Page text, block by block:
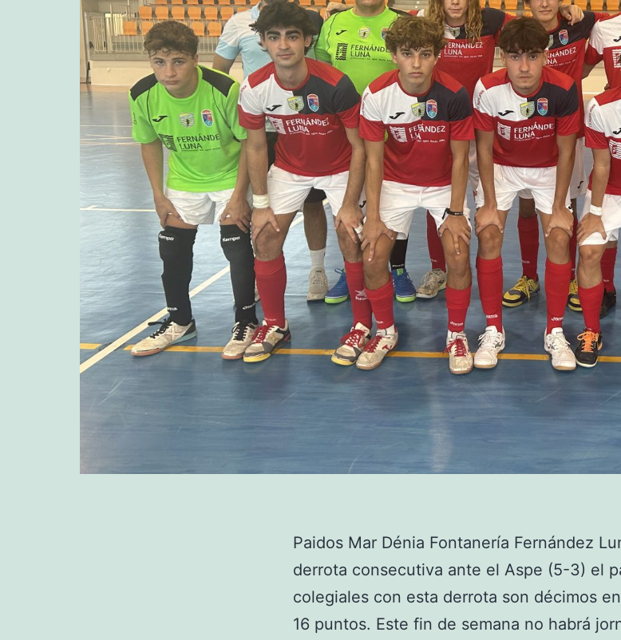
Paidos Mar Dénia Fontanería Fernández
derrota consecutiva ante el Aspe (5-3) el
colegiales con esta derrota son décimos
16 puntos. Este fin de semana no habrá